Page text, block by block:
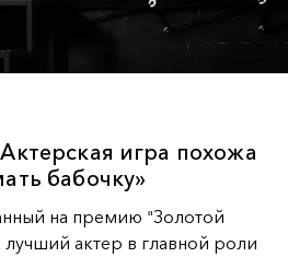
игра похожа
бабочку»
на премию "Золотой
лучший актер в главной роли